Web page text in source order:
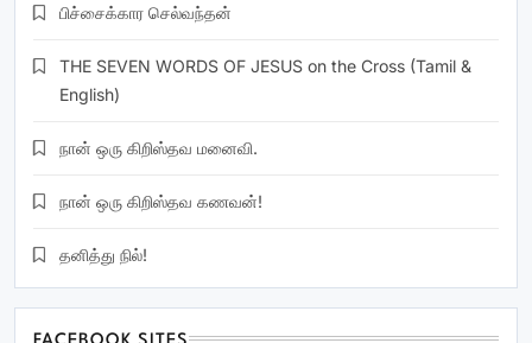
பிச்சைக்கார செல்வந்தன்
THE SEVEN WORDS OF JESUS on the Cross (Tamil &
English)
நான் ஒரு கிறிஸ்தவ மனைவி.
நான் ஒரு கிறிஸ்தவ கணவன்!
தனித்து நில்!